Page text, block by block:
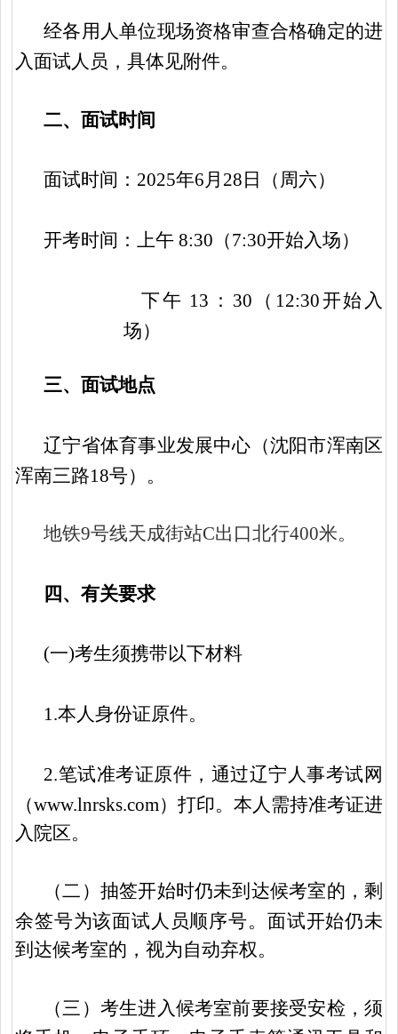
经各用人单位现场资格审查合格确定的进
入面试人员，具体见附件。
二、面试时间
面试时间： 2025年6月28日（周六）
开考时间：上午 8:30（7:30开始入场）
下午 13：30（12:30开始入
场）
三、面试地点
辽宁省体育事业发展中心（沈阳市浑南区
浑南三路18号）。
地铁9号线天成街站C出口北行400米。
四、有关要求
(一)考生须携带以下材料
1.本人身份证原件。
2.笔试准考证原件，通过辽宁人事考试网
（www.lnrsks.com）打印。本人需持准考证进
入院区。
（二）抽签开始时仍未到达候考室的，剩
余签号为该面试人员顺序号。面试开始仍未
到达候考室的，视为自动弃权。
（三）考生进入候考室前要接受安检，须